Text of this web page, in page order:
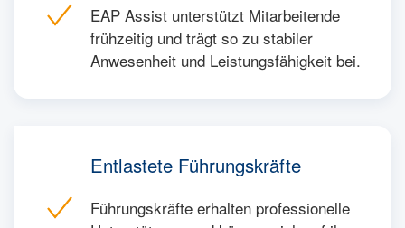
EAP Assist unterstützt Mitarbeitende
frühzeitig und trägt so zu stabiler
Anwesenheit und Leistungsfähigkeit bei.
Entlastete Führungskräfte
Führungskräfte erhalten professionelle